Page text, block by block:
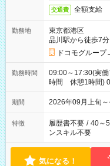
交通費 全額支給
勤務地
東京都港区
品川駅から徒歩7分
ドコモグルー
勤務時間
09:00～17:30(実
時間 休憩1時間)
日勤は就業時間1/
期間 2026年09月上旬
特徴 履歴書不要 / 40～
ンスキル不要
気になる！